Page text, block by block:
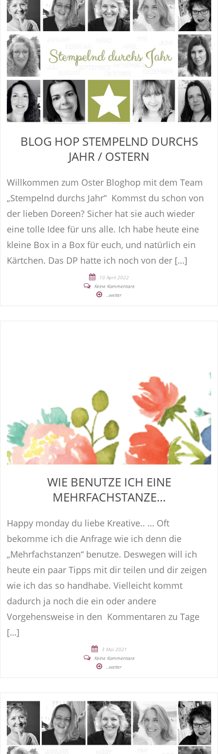
BLOG HOP STEMPELND DURCHS
JAHR / OSTERN
Willkommen zum Oster Bloghop mit dem Team
„Stempelnd durchs Jahr“ Kommst du schon von
der lieben Doreen? Sicher hat sie auch wieder
eine tolle Idee für uns alle. Ich habe heute eine
kleine Box in a Box für euch, und natürlich ein
Kärtchen. Das DP hatte ich noch von der […]
10 April 2022
Keine Kommentare
...weiter
WIE BENUTZE ICH EINE
MEHRFACHSTANZE…
Happy monday du liebe Kreative.. … Oft
bekomme ich die Anfrage wie ich denn die
„Mehrfachstanzen“ benutze. Deswegen will ich
heute ein paar Tipps mit dir teilen und dir zeigen
wie ich das so handhabe. Vielleicht kommt
dadurch ja noch die ein oder andere
Vorgehensweise in den Kommentaren zu Tage
[…]
3 Mai 2021
Keine Kommentare
...weiter